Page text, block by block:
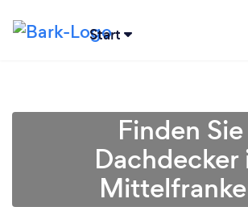
Start
Finden Sie
Dachdecker